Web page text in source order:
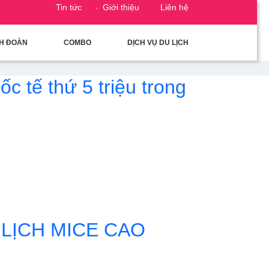
Tin tức Giới thiệu Liên hệ
ĐOÀN COMBO DỊCH VỤ DU LỊCH
tế thứ 5 triệu trong
MICE CAO